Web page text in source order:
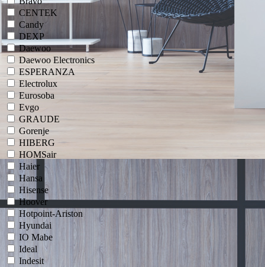
CENTEK
Candy
DEXP
Daewoo
Daewoo Electronics
ESPERANZA
Electrolux
Eurosoba
Evgo
GRAUDE
Gorenje
HIBERG
HOMSair
Haier
Hansa
Hisense
Hoover
Hotpoint-Ariston
Hyundai
IO Mabe
Ideal
Indesit